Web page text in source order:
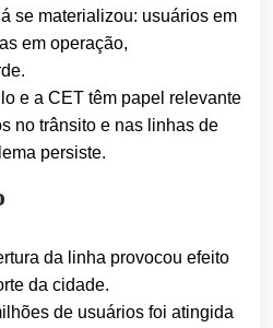
se materializou: usuários em
em operação,
e a CET têm papel relevante
no trânsito e nas linhas de
persiste.
da linha provocou efeito
da cidade.
de usuários foi atingida